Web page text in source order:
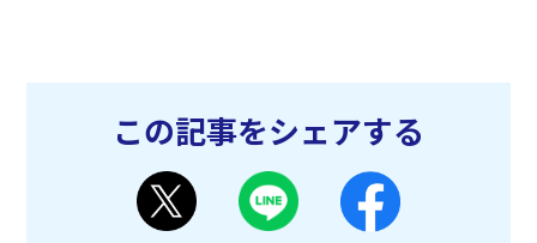
この記事をシェアする